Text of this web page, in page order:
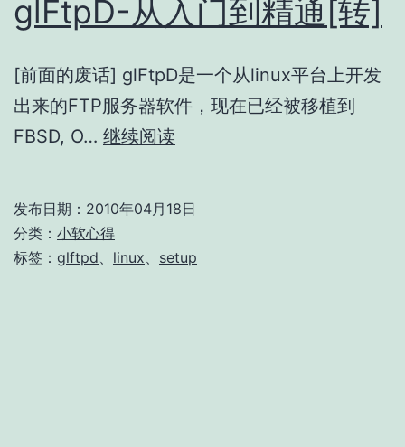
glFtpD-从入门到精通[转]
[前面的废话] glFtpD是一个从linux平台上开发
出来的FTP服务器软件，现在已经被移植到
FBSD, O… 继续阅读
到
发布日期： 2010年04月18日
分类： 小软心得
标签： glftpd linux setup